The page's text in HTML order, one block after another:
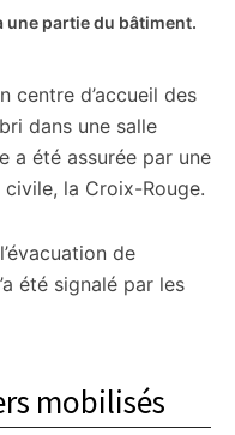
une partie du bâtiment.
centre d’accueil des
dans une salle
a été assurée par une
la Croix-Rouge.
de
été signalé par les
mobilisés